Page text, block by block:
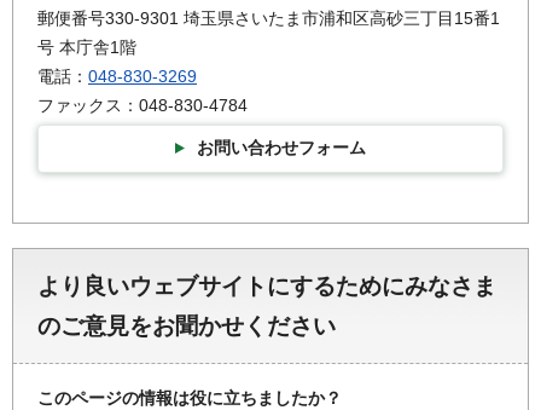
郵便番号330-9301 埼玉県さいたま市浦和区高砂三丁目15番1
号 本庁舎1階
電話： 048-830-3269
ファックス：048-830-4784
お問い合わせフォーム
より良いウェブサイトにするためにみなさま
のご意見をお聞かせください
このページの情報は役に立ちましたか？